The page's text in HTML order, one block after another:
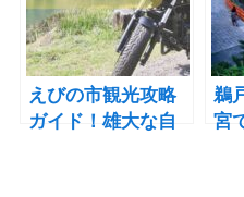
えびの市観光攻略
ガイド！雄大な自
鵜
宮